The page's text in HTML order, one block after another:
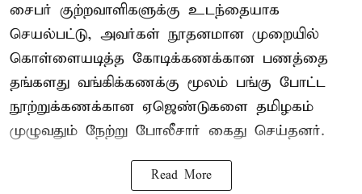
சைபர் குற்றவாளிகளுக்கு உடந்தையாக
செயல்பட்டு, அவர்கள் நூதனமான முறையில்
கொள்ளையடித்த கோடிக்கணக்கான பணத்தை
தங்களது வங்கிக்கணக்கு மூலம் பங்கு போட்ட
நூற்றுக்கணக்கான ஏஜெண்டுகளை தமிழகம்
முழுவதும் நேற்று போலீசார் கைது செய்தனர்.
Read More